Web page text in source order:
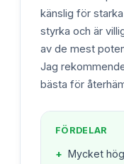
känslig för
styrka och är
av de mest
Jag
bästa för
FÖRDELAR
+ Mycket hög